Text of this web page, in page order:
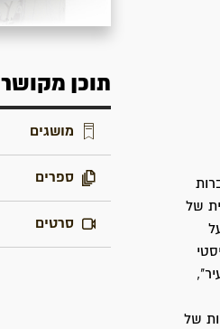
של
של
תוכן מקושר
מושגים
ספרים
סרטים